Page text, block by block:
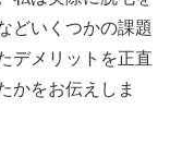
どいくつかの課題
デメリットを正直
かをお伝えしま